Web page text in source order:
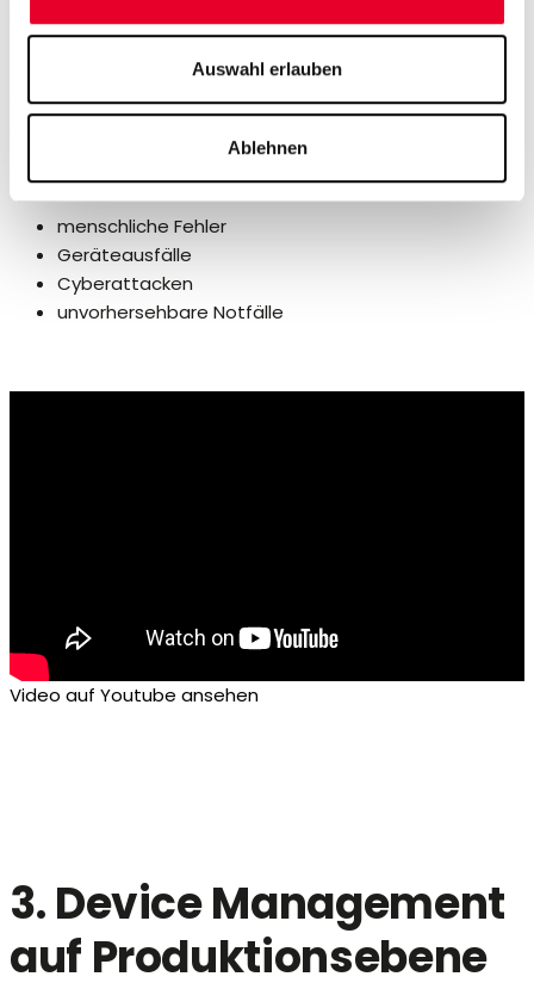
Auswahl erlauben
Ablehnen
entscheidend sein. Denn durch diezentrale
wichtiger Daten ist im Notfall eine sofortige
Wiederherstellung möglich – das spart Zeit und minimiert
Typische Risiken in der Produktion:
menschliche Fehler
Geräteausfälle
Cyberattacken
unvorhersehbare Notfälle
Video auf Youtube ansehen
3. Device Management
auf Produktionsebene